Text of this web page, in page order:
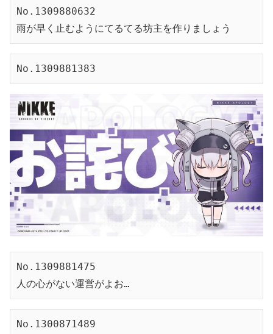
No.1309880632
雨が早く止むようにてるてる坊主を作りましょう
No.1309881383
No.1309881475
人の心がない運営がよお…
No.1300871489